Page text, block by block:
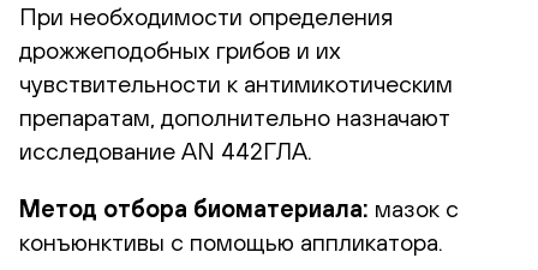
При необходимости определения
дрожжеподобных грибов и их
чувствительности к антимикотическим
препаратам, дополнительно назначают
исследование AN 442ГЛА.
Метод отбора биоматериала: мазок с
конъюнктивы с помощью аппликатора.